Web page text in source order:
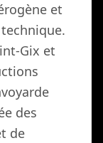
et
Gix et
des
de